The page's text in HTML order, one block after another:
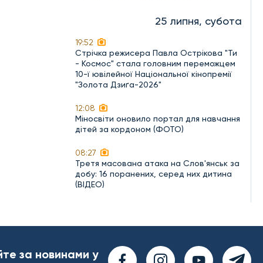
25 липня, субота
19:52
Стрічка режисера Павла Острікова "Ти
- Космос" стала головним переможцем
10-ї ювілейної Національної кінопремії
"Золота Дзиґа-2026"
12:08
Міносвіти оновило портал для навчання
дітей за кордоном (ФОТО)
08:27
Третя масована атака на Слов'янськ за
добу: 16 поранених, серед них дитина
(ВІДЕО)
за новинами у